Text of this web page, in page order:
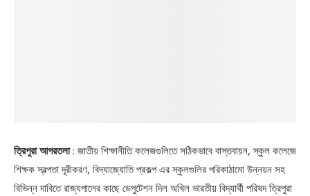
ত্রিপুরা আগরতলা: জাতীয় শিক্ষানীতি কলেজগুলিতে সঠিকভাবে বাস্তবায়ন, স্কুল কলেজে
শিক্ষক স্বল্পতা দূরীকরণ, বিদ্যাজ্যোতি প্রকল্প এর স্কুলগুলির পরিকাঠামো উন্নয়ন সহ
বিভিন্ন দাবিতে রাজ্যপালের কাছে ডেপুটেশন দিল অখিল ভারতীয় বিদ্যার্থী পরিষদ ত্রিপুরা